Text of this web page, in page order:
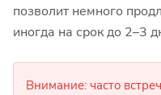
позволит немного
иногда на срок до 2–3
Внимание: часто